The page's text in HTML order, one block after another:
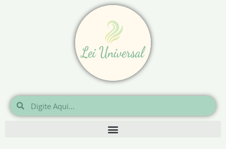
Pesquisar
Pesquisar